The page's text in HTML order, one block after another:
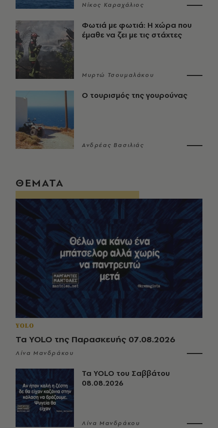
Νίκος Καραχάλιος
Φωτιά με φωτιά: Η χώρα που
έμαθε να ζει με τις στάχτες
Μυρτώ Τσουμαλάκου
Ο τουρισμός της γουρούνας
Ανδρέας Βασιλιάς
ΘΕΜΑΤΑ
YOLO
Τα YOLO της Παρασκευής 07.08.2026
Λίνα Μανδράκου
Τα YOLO του Σαββάτου
08.08.2026
Λίνα Μανδράκου